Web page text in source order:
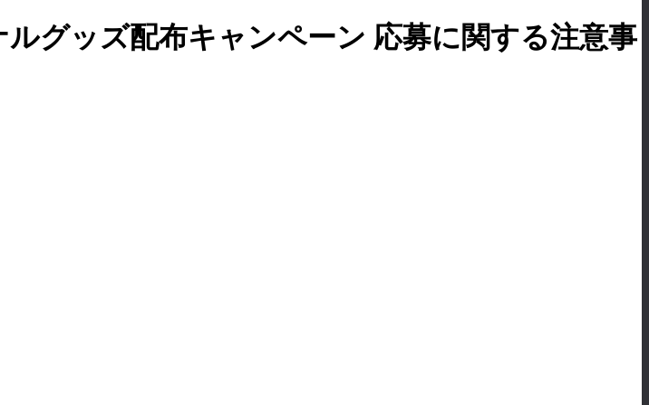
グッズ配布キャンペーン 応募に関する注意事